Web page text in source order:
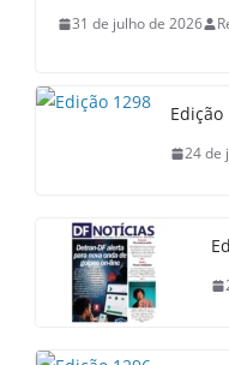
31 de julho de 2026
Edição
24 de